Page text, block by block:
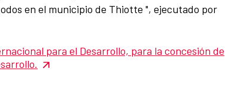
en el municipio de Thiotte ", ejecutado por
para el Desarrollo, para la concesión de